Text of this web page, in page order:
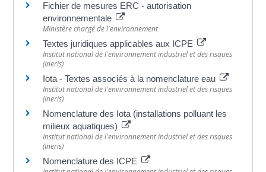
Fichier de mesures ERC - autorisation
environnementale
Ministère chargé de l'environnement
Textes juridiques applicables aux ICPE
Institut national de l'environnement industriel et des risques
(Ineris)
Iota - Textes associés à la nomenclature eau
Institut national de l'environnement industriel et des risques
(Ineris)
Nomenclature des Iota (installations polluant les
milieux aquatiques)
Institut national de l'environnement industriel et des risques
(Ineris)
Nomenclature des ICPE